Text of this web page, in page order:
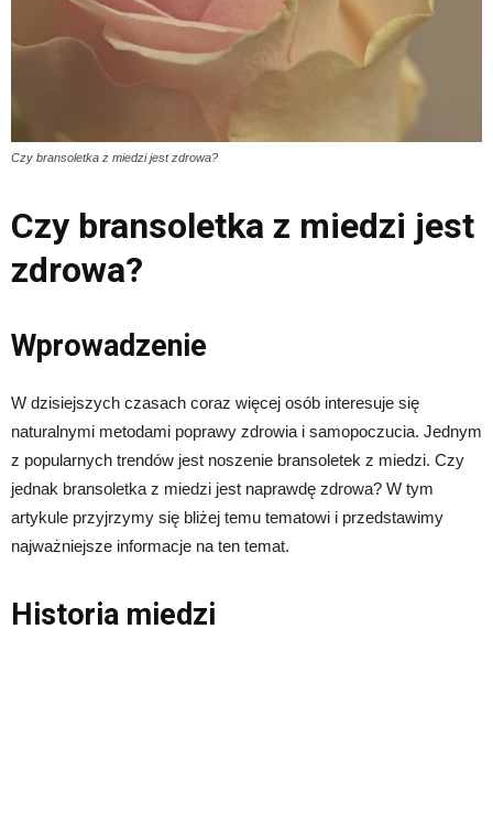
Czy bransoletka z miedzi jest zdrowa?
Czy bransoletka z miedzi jest
zdrowa?
Wprowadzenie
W dzisiejszych czasach coraz więcej osób interesuje się
naturalnymi metodami poprawy zdrowia i samopoczucia. Jednym
z popularnych trendów jest noszenie bransoletek z miedzi. Czy
jednak bransoletka z miedzi jest naprawdę zdrowa? W tym
artykule przyjrzymy się bliżej temu tematowi i przedstawimy
najważniejsze informacje na ten temat.
Historia miedzi